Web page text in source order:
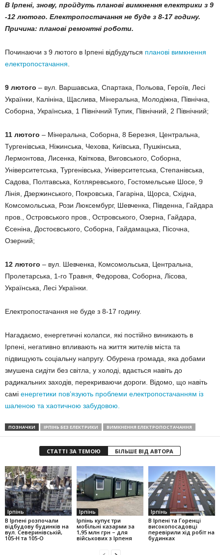
В Ірпені, знову, пройдуть планові вимкнення електрики з 9
-12 лютого. Електропостачання не буде з 8-17 годину.
Причина: планові ремонтні роботи.
Починаючи з 9 лютого в Ірпені відбудуться планові вимкнення
електропостачання
9 лютого – вул. Варшавська, Спартака, Польова, Героїв, Лесі
Українки, Калініна, Щаслива, Мінеральна, Молодіжна, Північна,
Соборна, Українська, 1 Північний Тупик, Північний, 2 Північний;
11 лютого – Мінеральна, Соборна, 8 Березня, Центральна,
Тургенівська, Ніжинська, Чехова, Київська, Пушкінська,
Лермонтова, Лисенка, Квіткова, Виговського, Соборна,
Університетська, Тургенівська, Університетська, Степанівська,
Садова, Полтавська, Котляревського, Гостомельське Шосе, 9
Лінія, Дзержинського, Покровська, Гагаріна, Щорса, Східна,
Комсомольська, Рози Люксембург, Шевченка, Південна, Гайдара
пров., Островського пров., Островського, Озерна, Гайдара,
Єсеніна, Достоєвського, Соборна, Гайдамацька, Пісочна,
Озерний;
12 лютого – вул. Шевченка, Комсомольська, Центральна,
Пролетарська, 1-го Травня, Федорова, Соборна, Лісова,
Українська, Лесі Українки.
Електропостачання не буде з 8-17 годину.
Нагадаємо, енергетичні колапси, які постійно виникають в
Ірпені, негативно впливають на життя жителів міста та
підвищують соціальну напругу. Обурена громада, яка добами
змушена сидіти без світла, у холоді, вдається навіть до
радикальних заходів, перекриваючи дороги. Відомо, що навіть
самі енергетики пов’язують проблеми електропостачанням із
шаленою та хаотичною забудовою.
ПОЗНАЧКИ ІРПІНЬ БЕЗ ЕЛЕКТРИКИ ВИМКНЕННЯ ЕЛЕКТРОПОСТАЧАННЯ
СТАТТІ ЗА ТЕМОЮ БІЛЬШЕ ВІД АВТОРА
Ірпінь
В Ірпені розпочали
відбудову будинків на
вул. Северинівській,
105-Н та 105-О
Ірпінь
Ірпінь купує три
мобільні казарми за
1,95 млн грн – для
військових з Ірпеня
Ірпінь
В Ірпені та Горенці
високопосадовці
перевірили хід робіт на
будинках